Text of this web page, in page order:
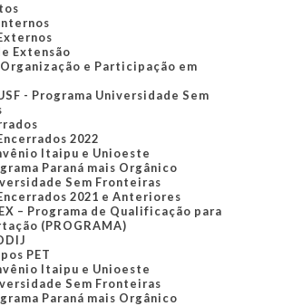
Extensão
e Participação em
- Programa Universidade Sem
2022
Itaipu e Unioeste
Paraná mais Orgânico
Sem Fronteiras
2021 e Anteriores
– Programa de Qualificação para
(PROGRAMA)
PET
Itaipu e Unioeste
Sem Fronteiras
Paraná mais Orgânico